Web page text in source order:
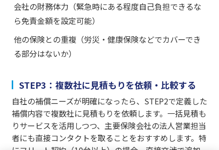
会社の財務体力（緊急時にある程度自己負担できるな
ら免責金額を設定可能）
他の保険との重複（労災・健康保険などでカバーでき
る部分はないか）
STEP3：複数社に見積もりを依頼・比較する
自社の補償ニーズが明確になったら、STEP2で定義した
補償内容で複数社に見積もりを依頼します。一括見積も
りサービスを活用しつつ、主要保険会社の法人営業担当
者にも直接コンタクトを取ることをおすすめします。特